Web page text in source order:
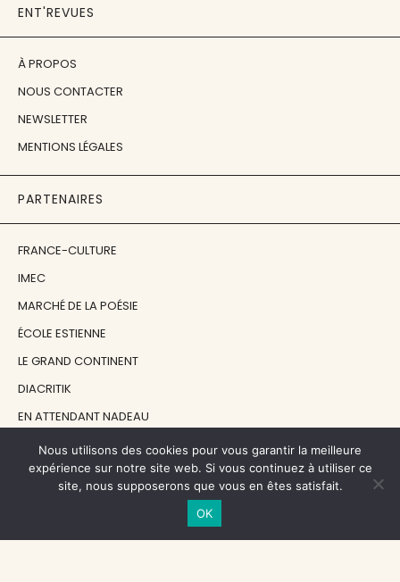
ENT'REVUES
À PROPOS
NOUS CONTACTER
NEWSLETTER
MENTIONS LÉGALES
PARTENAIRES
FRANCE-CULTURE
IMEC
MARCHÉ DE LA POÉSIE
ÉCOLE ESTIENNE
LE GRAND CONTINENT
DIACRITIK
EN ATTENDANT NADEAU
NOS SOUTIENS
Nous utilisons des cookies pour vous garantir la meilleure
expérience sur notre site web. Si vous continuez à utiliser ce
site, nous supposerons que vous en êtes satisfait.
OK